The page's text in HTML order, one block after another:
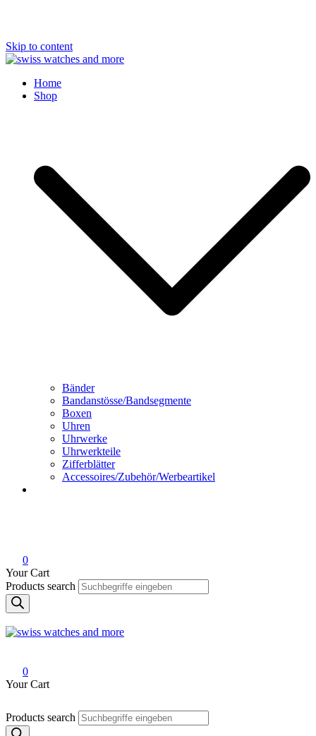
Skip to content
Swiss Watches and More
Home
Shop
Bänder
Bandanstösse/Bandsegmente
Boxen
Uhren
Uhrwerke
Uhrwerkteile
Zifferblätter
Accessoires/Zubehör/Werbeartikel
0
Your Cart
Products search
0
Your Cart
Products search